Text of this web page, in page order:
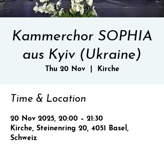
Kammerchor SOPHIA
aus Kyiv (Ukraine)
Thu 20 Nov
  |
Kirche
Time & Location
20 Nov 2025, 20:00 – 21:30
Kirche, Steinenring 20, 4051 Basel,
Schweiz